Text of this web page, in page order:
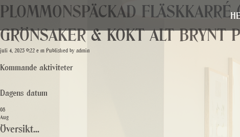
PLOMMONSPÄCKAD
GRÖNSAKER & KOKT ALT BRYNT
juli 4, 2025 9:22 e m Published by admin
Kommande aktiviteter
Dagens datum
08
Aug
Översikt...